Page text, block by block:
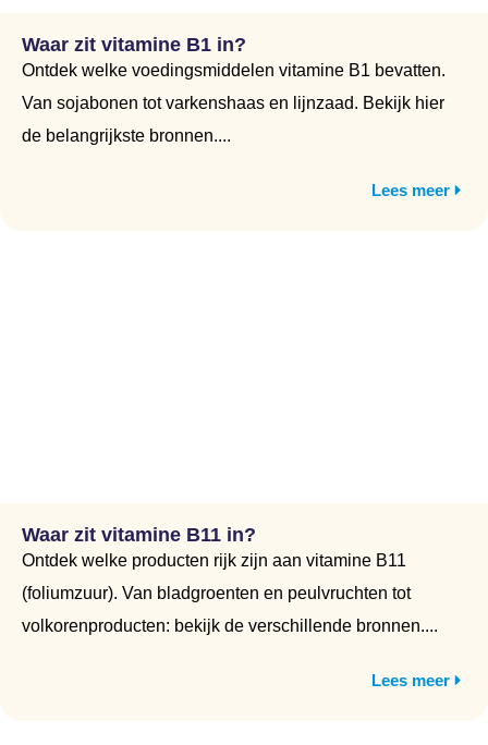
Waar zit vitamine B1 in?
Ontdek welke voedingsmiddelen vitamine B1 bevatten.
Van sojabonen tot varkenshaas en lijnzaad. Bekijk hier
de belangrijkste bronnen....
Lees meer
Waar zit vitamine B11 in?
Ontdek welke producten rijk zijn aan vitamine B11
(foliumzuur). Van bladgroenten en peulvruchten tot
volkorenproducten: bekijk de verschillende bronnen....
Lees meer